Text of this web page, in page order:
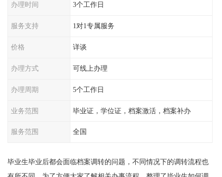
办理时间 3个工作日
服务支持 1对1专属服务
价格 详谈
办理方式 可线上办理
办理周期 5个工作日
业务范围 毕业证，学位证，档案激活，档案补办
服务范围 全国
毕业生毕业后都会面临档案调转的问题，不同情况下的调转流程也